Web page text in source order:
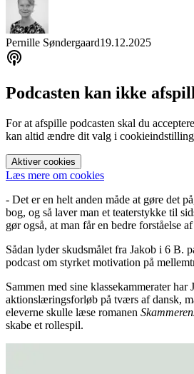
Pernille Søndergaard19.12.2025
Podcasten kan ikke
For at afspille podcasten skal du
kan altid ændre dit valg i
Aktiver cookies
Læs mere om cookies
- Det er en helt anden måde at gøre det
bog, og så laver man et teaterstykke til
gør også, at man får en bedre forståelse
Sådan lyder skudsmålet fra Jakob i 6 B.
podcast om styrket motivation på
Sammen med sine klassekammerater
aktionslæringsforløb på tværs af dansk,
eleverne skulle læse romanen
skabe et rollespil.